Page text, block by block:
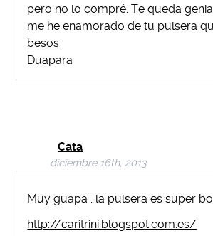
pero no lo compré. Te queda
me he enamorado de tu pulsera
besos
Duapara
Cata
diciembre 16th, 2013
Muy guapa . la pulsera es super
http://caritrini.blogspot.com.es/